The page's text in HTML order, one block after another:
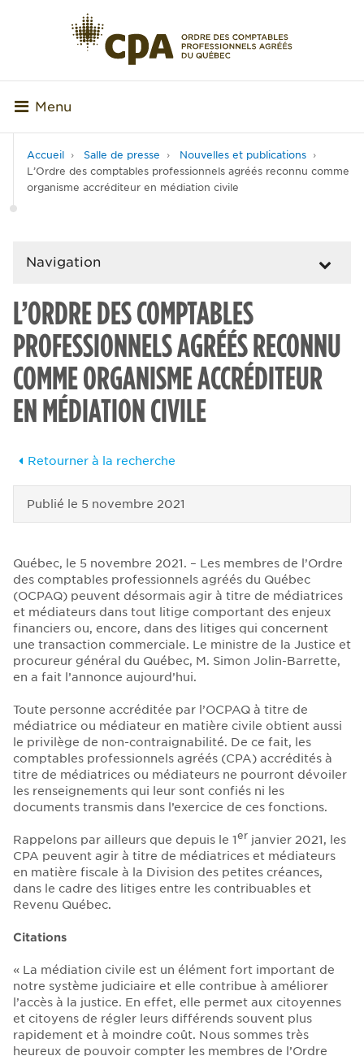
Menu
Accueil Salle de presse
Nouvelles et publications
L’Ordre des comptables professionnels agréés reconnu comme
organisme accréditeur en médiation civile
Navigation
L’ORDRE DES COMPTABLES
PROFESSIONNELS AGRÉÉS RECONNU
COMME ORGANISME ACCRÉDITEUR
EN MÉDIATION CIVILE
Retourner à la recherche
Publié le 5 novembre 2021
Québec, le 5 novembre 2021. – Les membres de l’Ordre
des comptables professionnels agréés du Québec
(OCPAQ) peuvent désormais agir à titre de médiatrices
et médiateurs dans tout litige comportant des enjeux
financiers ou, encore, dans des litiges qui concernent
une transaction commerciale. Le ministre de la Justice et
procureur général du Québec, M. Simon Jolin-Barrette,
en a fait l’annonce aujourd’hui.
Toute personne accréditée par l’OCPAQ à titre de
médiatrice ou médiateur en matière civile obtient aussi
le privilège de non-contraignabilité. De ce fait, les
comptables professionnels agréés (CPA) accrédités à
titre de médiatrices ou médiateurs ne pourront dévoiler
les renseignements qui leur sont confiés ni les
documents transmis dans l’exercice de ces fonctions.
Rappelons par ailleurs que depuis le 1er janvier 2021, les
CPA peuvent agir à titre de médiatrices et médiateurs
en matière fiscale à la Division des petites créances,
dans le cadre des litiges entre les contribuables et
Revenu Québec.
Citations
« La médiation civile est un élément fort important de
notre système judiciaire et elle contribue à améliorer
l’accès à la justice. En effet, elle permet aux citoyennes
et citoyens de régler leurs différends souvent plus
rapidement et à moindre coût. Nous sommes très
heureux de pouvoir compter les membres de l’Ordre